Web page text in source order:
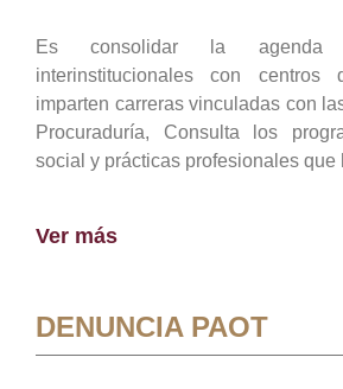
Es consolidar la agenda
interinstitucionales con centros
imparten carreras vinculadas con
Procuraduría, Consulta los
social y prácticas profesionales que
Ver más
DENUNCIA PAOT